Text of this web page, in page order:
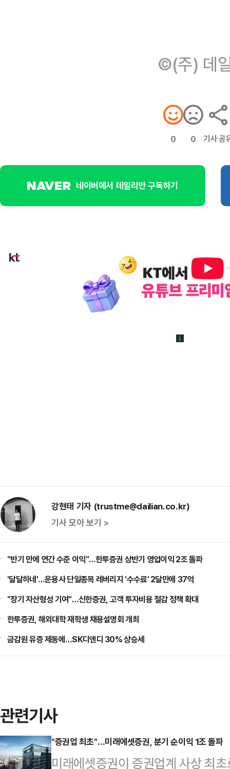
©(주) 데
0 0 기사 공
네이버에서 데일리안 구독하기
강현태 기자 (trustme@dailian.co.kr)
기사 모아 보기 >
"반기 만에 연간 수준 이익"…한투증권 상반기 영업이익 2조 돌파
'달달하네'…운용사 단일종목 레버리지 '수수료' 2달만에 37억
"장기 자산형성 기여"…신한증권, 고객 투자비용 절감 정책 확대
한투증권, 해외대학 재학생 채용설명회 개최
금감원 유증 제동에…SK디앤디 30% 상승세
관련기사
"증권업 최초"…미래에셋증권, 분기 순이익 1조 돌파
미래에셋증권이 증권업계 사상 최